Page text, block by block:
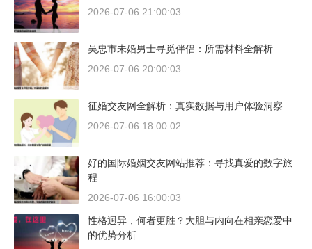
2026-07-06 21:00:03
吴忠市未婚男士寻觅伴侣：所需材料全解析
2026-07-06 20:00:03
征婚交友网全解析：真实数据与用户体验洞察
2026-07-06 18:00:02
好的国际婚姻交友网站推荐：寻找真爱的数字旅
程
2026-07-06 16:00:03
性格迥异，何者更胜？大胆与内向在相亲恋爱中
的优势分析